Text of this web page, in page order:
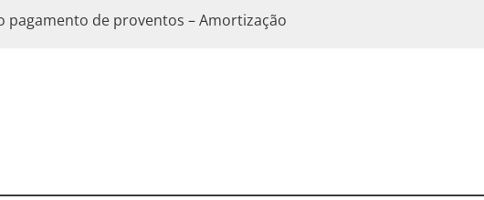
pagamento de proventos – Amortização